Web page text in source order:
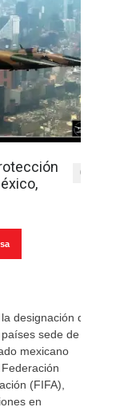
0
designación de
sede de la
mexicano
(FIFA),
en